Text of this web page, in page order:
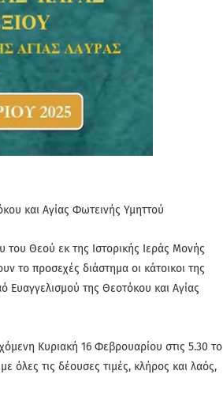
και Αγίας Φωτεινής Υμηττού
του Θεού εκ της Ιστορικής Ιεράς Μονής
το προσεχές διάστημα οι κάτοικοι της
Ευαγγελισμού της Θεοτόκου και Αγίας
Κυριακή 16 Φεβρουαρίου στις 5.30 το
τις δέουσες τιμές, κλήρος και λαός,